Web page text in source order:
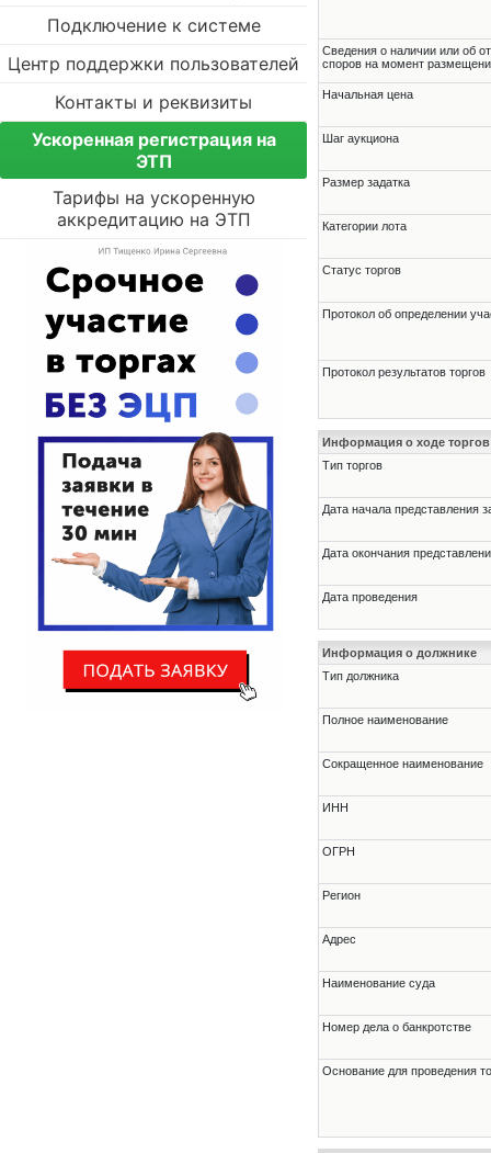
Подключение к системе
Центр поддержки пользователей
Контакты и реквизиты
Ускоренная регистрация на
ЭТП
Тарифы на ускоренную
аккредитацию на ЭТП
Cведения о наличии или об
споров на момент
Начальная цена
Шаг аукциона
Размер задатка
Категории лота
Статус торгов
Протокол об определении
Протокол результатов торгов
Информация о ходе торгов
Тип торгов
Дата начала представления
Дата окончания
Дата проведения
Информация о должнике
Тип должника
Полное наименование
Сокращенное наименование
ИНН
ОГРН
Регион
Адрес
Наименование суда
Номер дела о банкротстве
Основание для проведения